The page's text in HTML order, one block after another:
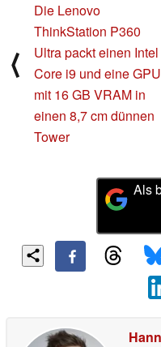
⟨
Die Lenovo
ThinkStation P360
Ultra packt einen Intel
Core i9 und eine GPU
mit 16 GB VRAM in
einen 8,7 cm dünnen
Tower
Als